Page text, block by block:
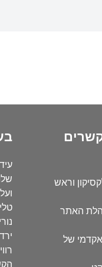
וראש
האתר
אקדמי של